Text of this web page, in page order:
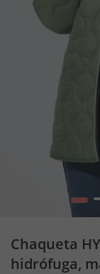
1
Chaqueta
hidrófuga,